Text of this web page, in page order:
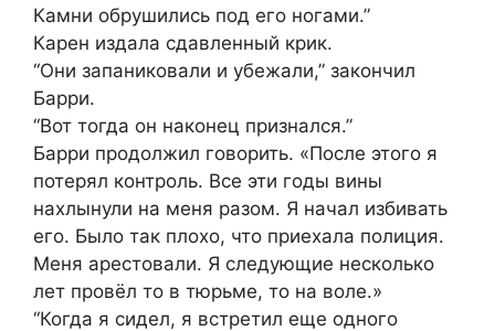
Камни обрушились под его ногами.”
Карен издала сдавленный крик.
“Они запаниковали и убежали,” закончил
Барри.
“Вот тогда он наконец признался.”
Барри продолжил говорить. «После этого я
потерял контроль. Все эти годы вины
нахлынули на меня разом. Я начал избивать
его. Было так плохо, что приехала полиция.
Меня арестовали. Я следующие несколько
лет провёл то в тюрьме, то на воле.»
“Когда я сидел, я встретил еще одного